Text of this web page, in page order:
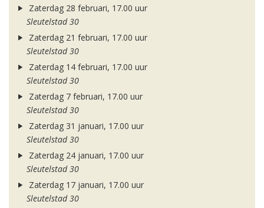
Zaterdag 28 februari, 17.00 uur
Sleutelstad 30
Zaterdag 21 februari, 17.00 uur
Sleutelstad 30
Zaterdag 14 februari, 17.00 uur
Sleutelstad 30
Zaterdag 7 februari, 17.00 uur
Sleutelstad 30
Zaterdag 31 januari, 17.00 uur
Sleutelstad 30
Zaterdag 24 januari, 17.00 uur
Sleutelstad 30
Zaterdag 17 januari, 17.00 uur
Sleutelstad 30